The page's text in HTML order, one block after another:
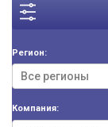
Регион:
Компания: